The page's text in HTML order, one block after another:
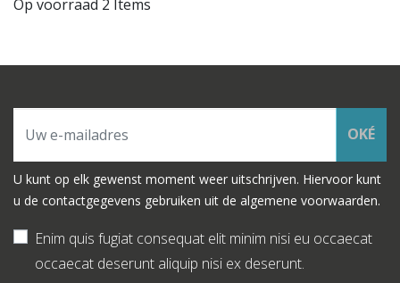
Op voorraad 2 Items
OKÉ
U kunt op elk gewenst moment weer uitschrijven. Hiervoor kunt
u de contactgegevens gebruiken uit de algemene voorwaarden.
Enim quis fugiat consequat elit minim nisi eu occaecat
occaecat deserunt aliquip nisi ex deserunt.